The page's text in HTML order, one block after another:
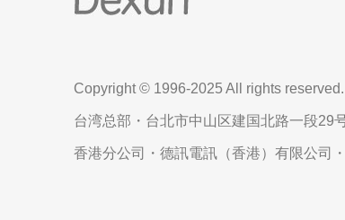
Copyright © 1996-2025 All rights reserved.
台湾总部・台北市中山区建国北路一段29
香港分公司・德訊電訊（香港）有限公司